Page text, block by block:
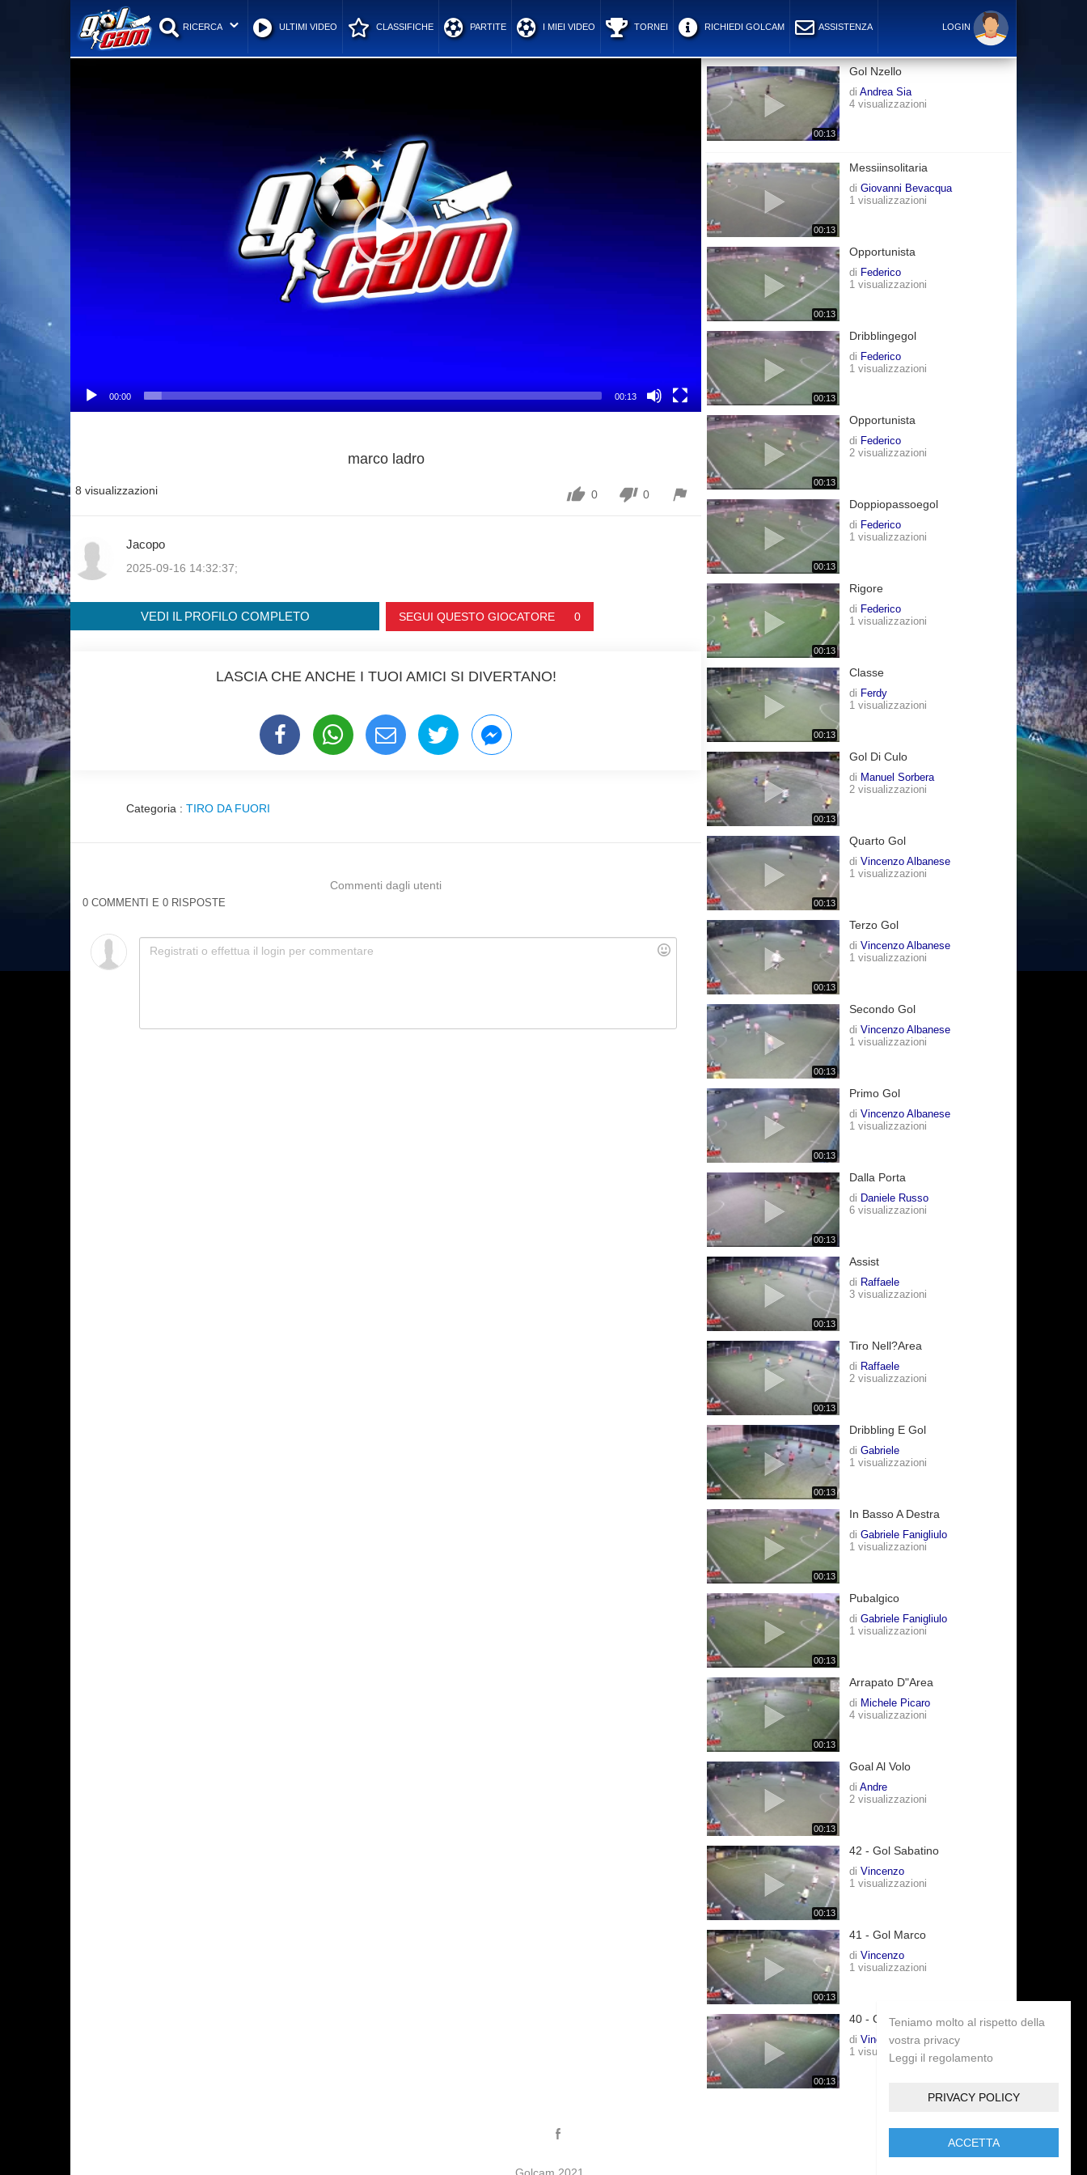
RICERCA ULTIMI VIDEO CLASSIFICHE PARTITE I MIEI VIDEO TORNEI RICHIEDI GOLCAM ASSISTENZA LOGIN
00:00 00:13
00:13
Gol Nzello
di Andrea Sia
4 visualizzazioni
00:13
Messiinsolitaria
di Giovanni Bevacqua
1 visualizzazioni
00:13
Opportunista
di Federico
1 visualizzazioni
00:13
Dribblingegol
di Federico
1 visualizzazioni
00:13
Opportunista
di Federico
2 visualizzazioni
00:13
Doppiopassoegol
di Federico
1 visualizzazioni
00:13
Rigore
di Federico
1 visualizzazioni
00:13
Classe
di Ferdy
1 visualizzazioni
00:13
Gol Di Culo
di Manuel Sorbera
2 visualizzazioni
00:13
Quarto Gol
di Vincenzo Albanese
1 visualizzazioni
00:13
Terzo Gol
di Vincenzo Albanese
1 visualizzazioni
00:13
Secondo Gol
di Vincenzo Albanese
1 visualizzazioni
00:13
Primo Gol
di Vincenzo Albanese
1 visualizzazioni
00:13
Dalla Porta
di Daniele Russo
6 visualizzazioni
00:13
Assist
di Raffaele
3 visualizzazioni
00:13
Tiro Nell?area
di Raffaele
2 visualizzazioni
00:13
Dribbling E Gol
di Gabriele
1 visualizzazioni
00:13
In Basso A Destra
di Gabriele Fanigliulo
1 visualizzazioni
00:13
Pubalgico
di Gabriele Fanigliulo
1 visualizzazioni
00:13
Arrapato D"area
di Michele Picaro
4 visualizzazioni
00:13
Goal Al Volo
di Andre
2 visualizzazioni
00:13
42 - Gol Sabatino
di Vincenzo
1 visualizzazioni
00:13
41 - Gol Marco
di Vincenzo
1 visualizzazioni
00:13
40 - Gol Marco
di Vincenzo
1 visualizzazioni
marco ladro
8 visualizzazioni  0  0 
Jacopo
2025-09-16 14:32:37;
VEDI IL PROFILO COMPLETO SEGUI QUESTO GIOCATORE 0
LASCIA CHE ANCHE I TUOI AMICI SI DIVERTANO!
Categoria : TIRO DA FUORI
Commenti dagli utenti
0 COMMENTI E 0 RISPOSTE
Teniamo molto al rispetto della
vostra privacy
Leggi il regolamento
PRIVACY POLICY
ACCETTA